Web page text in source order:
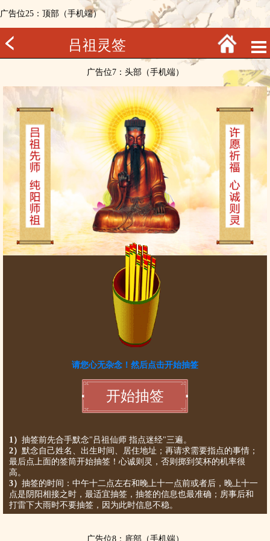
广告位25：顶部（手机端）
吕祖灵签
广告位7：头部（手机端）
1） 抽签前先合手默念"吕祖仙师 指点迷经"三遍。
2） 默念自己姓名、出生时间、居住地址；再请求需要指点的事情；
最后点上面的签筒开始抽签！心诚则灵，否则掷到笑杯的机率很
高。
3） 抽签的时间：中午十二点左右和晚上十一点前或者后，晚上十一
点是阴阳相接之时，最适宜抽签，抽签的信息也最准确；房事后和
打雷下大雨时不要抽签，因为此时信息不稳。
广告位8：底部（手机端）